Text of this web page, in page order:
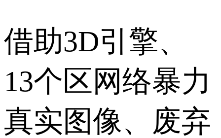
借助3D引擎、
13个区网络暴力
真实图像、废弃